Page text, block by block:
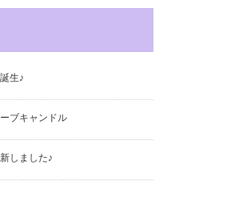
生♪
ブキャンドル
しました♪